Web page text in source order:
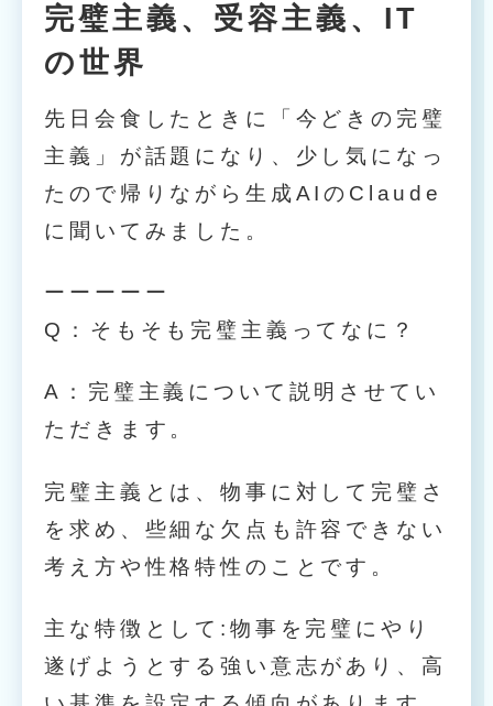
完璧主義、受容主義、IT
の世界
先日会食したときに「今どきの完璧
主義」が話題になり、少し気になっ
たので帰りながら生成AIのClaude
に聞いてみました。
ーーーーー
Q：そもそも完璧主義ってなに？
A：完璧主義について説明させてい
ただきます。
完璧主義とは、物事に対して完璧さ
を求め、些細な欠点も許容できない
考え方や性格特性のことです。
主な特徴として:物事を完璧にやり
遂げようとする強い意志があり、高